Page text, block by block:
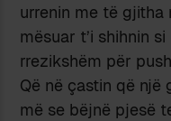
urrenin me të gjitha
mësuar t’i shihnin
rrezikshëm për
Që në çastin që një
më se bëjnë pjesë